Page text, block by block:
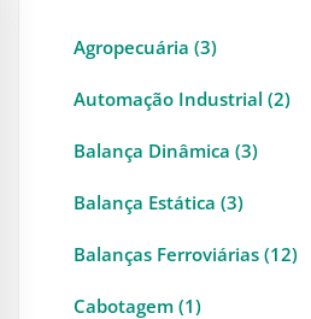
Agropecuária (3)
Automação Industrial (2)
Balança Dinâmica (3)
Balança Estática (3)
Balanças Ferroviárias (12)
Cabotagem (1)